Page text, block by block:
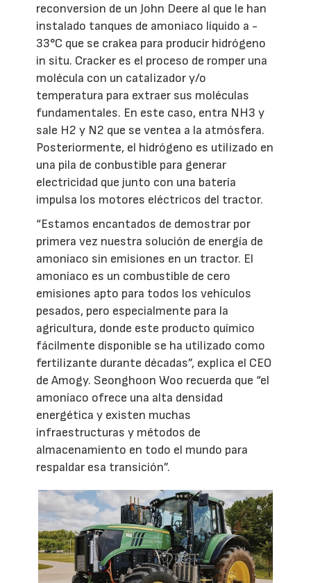
reconversion de un John Deere al que le han
instalado tanques de amoniaco líquido a -
33°C que se crakea para producir hidrógeno
in situ. Cracker es el proceso de romper una
molécula con un catalizador y/o
temperatura para extraer sus moléculas
fundamentales. En este caso, entra NH3 y
sale H2 y N2 que se ventea a la atmósfera.
Posteriormente, el hidrógeno es utilizado en
una pila de conbustible para generar
electricidad que junto con una batería
impulsa los motores eléctricos del tractor.
“Estamos encantados de demostrar por
primera vez nuestra solución de energía de
amoníaco sin emisiones en un tractor. El
amoníaco es un combustible de cero
emisiones apto para todos los vehículos
pesados, pero especialmente para la
agricultura, donde este producto químico
fácilmente disponible se ha utilizado como
fertilizante durante décadas”, explica el CEO
de Amogy. Seonghoon Woo recuerda que “el
amoníaco ofrece una alta densidad
energética y existen muchas
infraestructuras y métodos de
almacenamiento en todo el mundo para
respaldar esa transición”.